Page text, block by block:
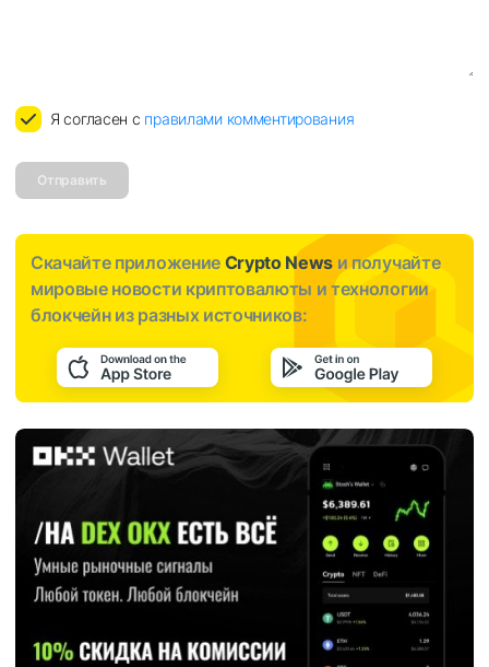
Я согласен с правилами комментирования
Отправить
Скачайте приложение Crypto News и получайте
мировые новости криптовалюты и технологии
блокчейн из разных источников: